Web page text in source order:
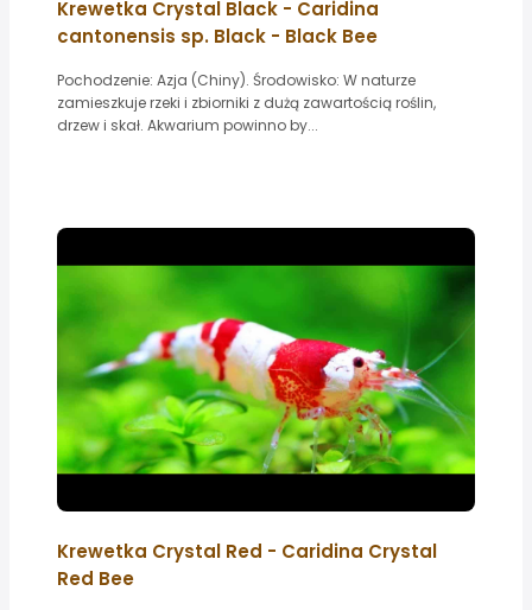
Krewetka Crystal Black - Caridina
cantonensis sp. Black - Black Bee
Pochodzenie: Azja (Chiny). Środowisko: W naturze
zamieszkuje rzeki i zbiorniki z dużą zawartością roślin,
drzew i skał. Akwarium powinno by...
Krewetka Crystal Red - Caridina Crystal
Red Bee